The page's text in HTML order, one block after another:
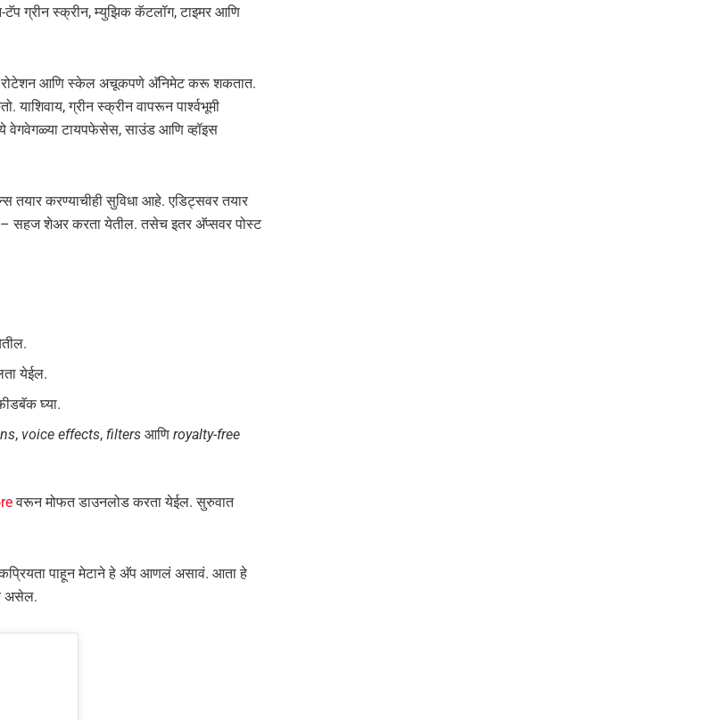
टॅप ग्रीन स्क्रीन, म्युझिक कॅटलॉग, टाइमर आणि
रोटेशन आणि स्केल अचूकपणे अ‍ॅनिमेट करू शकतात.
ग्रीन स्क्रीन वापरून पार्श्वभूमी
वेगवेगळ्या टायपफेसेस, साउंड आणि व्हॉइस
करण्याचीही सुविधा आहे. एडिट्सवर तयार
सहज शेअर करता येतील. तसेच इतर अ‍ॅप्सवर पोस्ट
येईल.
घ्या.
, voice effects,filters आणिroyalty-free
वरून मोफत डाउनलोड करता येईल. सुरुवात
पाहून मेटाने हे अ‍ॅप आणलं असावं. आता हे
असेल.